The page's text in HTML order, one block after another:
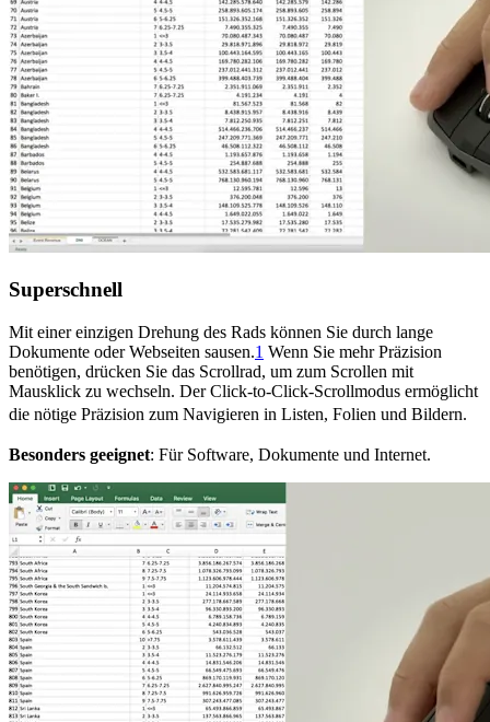
Superschnell
Mit einer einzigen Drehung des Rads können Sie durch lange
Dokumente oder Webseiten sausen.1 Wenn Sie mehr Präzision
benötigen, drücken Sie das Scrollrad, um zum Scrollen mit
Mausklick zu wechseln. Der Click-to-Click-Scrollmodus ermöglicht
die nötige Präzision zum Navigieren in Listen, Folien und Bildern.
Besonders geeignet: Für Software, Dokumente und Internet.